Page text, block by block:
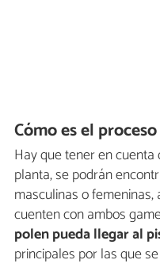
Cómo es el
Hay que tener en
planta, se podrán
masculinas o
cuenten con ambos
polen pueda llegar al
principales por las que